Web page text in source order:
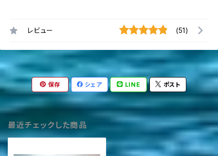
レビュー (51)
保存 シェア LINE ポスト
最近チェックした商品